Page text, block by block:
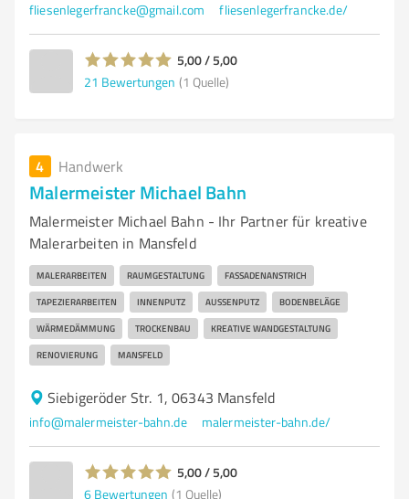
fliesenlegerfrancke@gmail.com fliesenlegerfrancke.de/
5,00 / 5,00
21 Bewertungen (1 Quelle)
4 Handwerk
Malermeister Michael Bahn
Malermeister Michael Bahn - Ihr Partner für kreative
Malerarbeiten in Mansfeld
MALERARBEITEN RAUMGESTALTUNG FASSADENANSTRICH
TAPEZIERARBEITEN INNENPUTZ AUSSENPUTZ BODENBELÄGE
WÄRMEDÄMMUNG TROCKENBAU KREATIVE WANDGESTALTUNG
RENOVIERUNG MANSFELD
Siebigeröder Str. 1, 06343 Mansfeld
info@malermeister-bahn.de malermeister-bahn.de/
5,00 / 5,00
6 Bewertungen (1 Quelle)